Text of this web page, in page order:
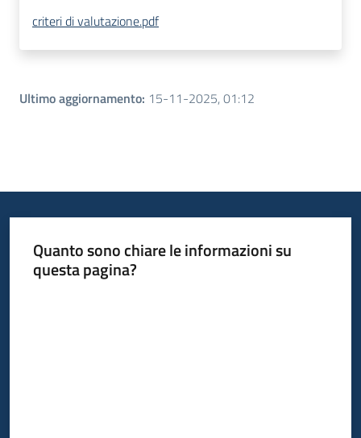
criteri di valutazione.pdf
Ultimo aggiornamento: 15-11-2025, 01:12
Quanto sono chiare le informazioni su
questa pagina?